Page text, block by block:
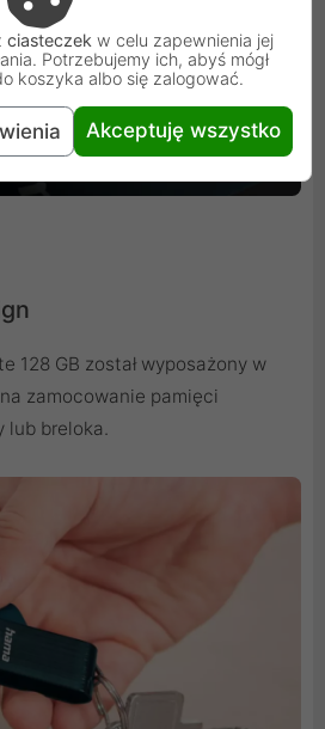
128 GB został wyposażony w
zamocowanie pamięci
lub breloka.
ciasteczek w celu zapewnienia jej
Potrzebujemy ich, abyś mógł
koszyka albo się zalogować.
Akceptuję wszystko